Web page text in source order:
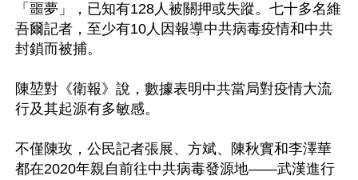
「噩夢」，已知有128人被關押或失蹤。七十多名維
吾爾記者，至少有10人因報導中共病毒疫情和中共
封鎖而被捕。
陳堃對《衛報》說，數據表明中共當局對疫情大流
行及其起源有多敏感。
不僅陳玫，公民記者張展、方斌、陳秋實和李澤華
都在2020年親自前往中共病毒發源地——武漢進行